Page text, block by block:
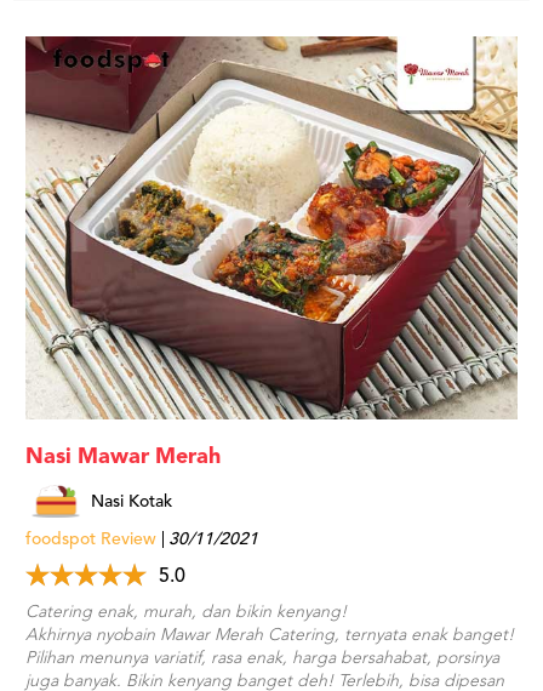
Nasi Mawar Merah
Nasi Kotak
foodspot Review 30/11/2021
5.0
Catering enak, murah, dan bikin kenyang!
Akhirnya nyobain Mawar Merah Catering, ternyata enak banget!
Pilihan menunya variatif, rasa enak, harga bersahabat, porsinya
juga banyak. Bikin kenyang banget deh! Terlebih, bisa dipesan